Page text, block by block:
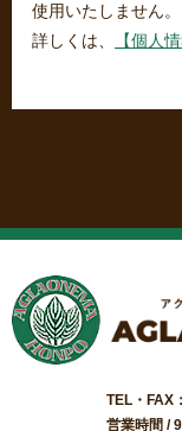
使用いたしません。
詳しくは、
【個人
TEL・FAX
営業時間 /